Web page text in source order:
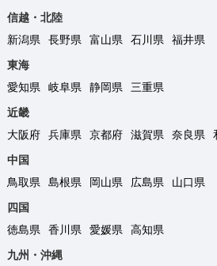
信越・北陸
新潟県
長野県 富山県 石川県
福井県
東海
愛知県
岐阜県 静岡県
三重県
近畿
大阪府
兵庫県 京都府 滋賀県 奈良県
中国
鳥取県
島根県 岡山県 広島県
山口県
四国
徳島県
香川県 愛媛県
高知県
九州・沖縄